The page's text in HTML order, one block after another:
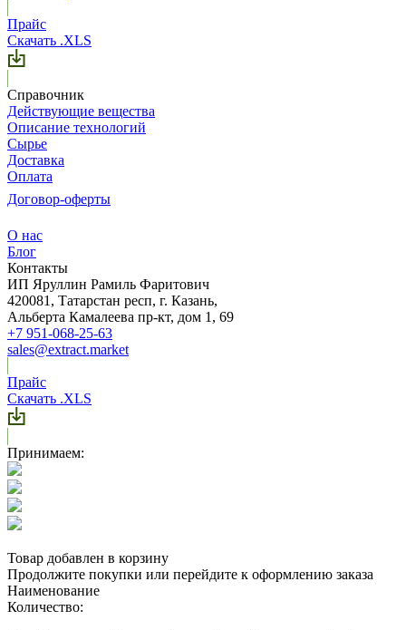
Прайс
Скачать .XLS
Справочник
Действующие вещества
Описание технологий
Сырье
Доставка
Оплата
Договор-оферты
О нас
Блог
Контакты
ИП Яруллин Рамиль Фаритович
420081, Татарстан респ, г. Казань,
Альберта Камалеева пр-кт, дом 1, 69
+7 951-068-25-63
sales@extract.market
Прайс
Скачать .XLS
Принимаем:
Товар добавлен в корзину
Продолжите покупки или перейдите к оформлению заказа
Наименование
Количество: